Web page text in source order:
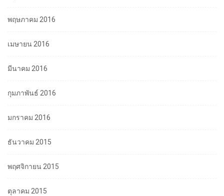
พฤษภาคม 2016
เมษายน 2016
มีนาคม 2016
กุมภาพันธ์ 2016
มกราคม 2016
ธันวาคม 2015
พฤศจิกายน 2015
ตุลาคม 2015